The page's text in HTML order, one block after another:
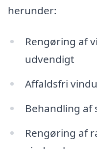
herunder:
Rengøring af
udvendigt
Affaldsfri
Behandling
Rengøring af